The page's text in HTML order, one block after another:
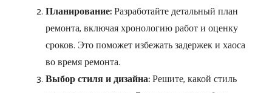
Планирование:Разработайте детальный план
ремонта, включая хронологию работ и оценку
сроков. Это поможет избежать задержек и хаоса
во время ремонта.
Выбор стиля и дизайна:Решите, какой стиль